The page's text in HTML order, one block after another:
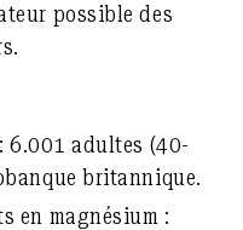
possible des
6.001 adultes (40-
britannique.
en magnésium :